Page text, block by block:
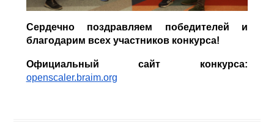
Сердечно поздравляем победителей и
благодарим всех участников конкурса!
Официальный сайт конкурса:
openscaler.braim.org